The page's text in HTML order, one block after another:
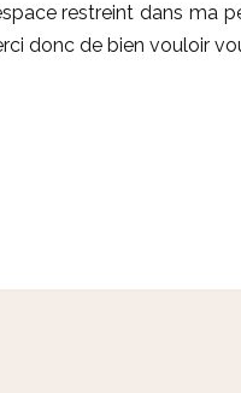
restreint dans ma
donc de bien vouloir